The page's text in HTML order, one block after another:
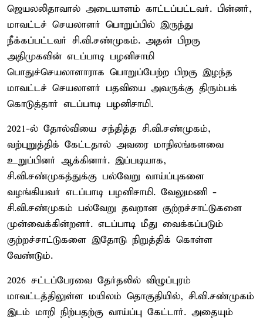
ஜெயலலிதாவால் அடையாளம் காட்டப்பட்டவர். பின்னர்,
மாவட்டச் செயலாளர் பொறுப்பில் இருந்து
நீக்கப்பட்டவர் சி.வி.சண்முகம். அதன் பிறகு
அதிமுகவின் எடப்பாடி பழனிசாமி
பொதுச்செயலாளாராக பொறுப்பேற்ற பிறகு இழந்த
மாவட்டச் செயலாளர் பதவியை அவருக்கு திரும்பக்
கொடுத்தார் எடப்பாடி பழனிசாமி.
2021-ல் தோல்வியை சந்தித்த சி.வி.சண்முகம்,
வற்புறுத்திக் கேட்டதால் அவரை மாநிலங்களவை
உறுப்பினர் ஆக்கினார். இப்படியாக,
சி.வி.சண்முகத்துக்கு பல்வேறு வாய்ப்புகளை
வழங்கியவர் எடப்பாடி பழனிசாமி. வேலுமணி -
சி.வி.சண்முகம் பல்வேறு தவறான குற்றச்சாட்டுகளை
முன்வைக்கின்றனர். எடப்பாடி மீது வைக்கப்படும்
குற்றச்சாட்டுகளை இதோடு நிறுத்திக் கொள்ள
வேண்டும்.
2026 சட்டப்பேரவை தேர்தலில் விழுப்புரம்
மாவட்டத்திலுள்ள மயிலம் தொகுதியில், சி.வி.சண்முகம்
இடம் மாறி நிற்பதற்கு வாய்ப்பு கேட்டார். அதையும்